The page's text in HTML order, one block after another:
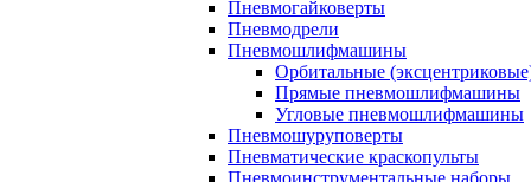
Пневмогайковерты
Пневмодрели
Пневмошлифмашины
Орбитальные
Прямые пневмошлифмашины
Угловые пневмошлифмашины
Пневмошуруповерты
Пневматические краскопульты
Пневмоинструментальные наборы